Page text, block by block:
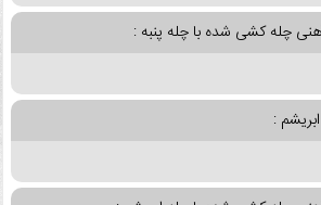
چله کشی شده با چله پنبه :
: